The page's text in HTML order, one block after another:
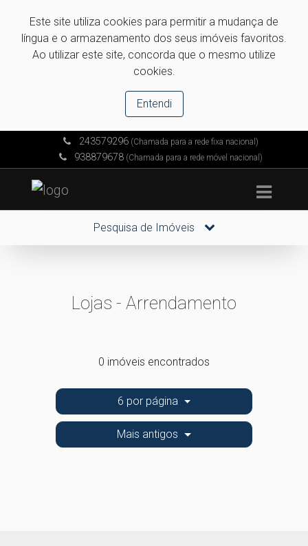
Este site utiliza cookies para permitir a mudança de
língua e o armazenamento dos seus imóveis favoritos.
Ao utilizar este site, concorda que o mesmo utilize
cookies.
Entendi
243579296(Chamada para a rede fixa nacional)
938879678 (Chamada para a rede móvel nacional)
Pesquisa de Imóveis
Lojas - Arrendamento
0 imóveis encontrados
6 por página
Mais antigos